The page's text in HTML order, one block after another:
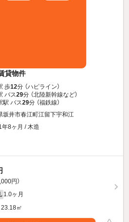
貸物件
歩12分 （ハピライン）
バス29分 （北陸新幹線など）
駅 バス29分 （福鉄線）
坂井市春江町江留下宇和江
年8ヶ月 / 木造
円）
1.0ヶ月
㎡